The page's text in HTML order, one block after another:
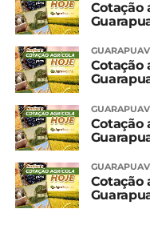
Cotação
Cotação
Cotação
Cotação